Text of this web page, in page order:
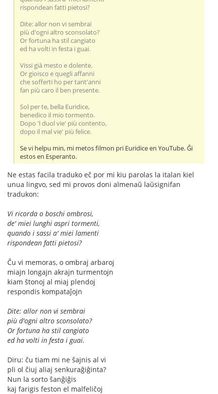
rispondean fatti pietosi?
Dite: allor non vi sembrai
più d'ogni altro sconsolato?
Or fortuna ha stil cangiato
ed ha volti in festa i guai.
Vissi già mesto e dolente.
Or gioisco e quegli affanni
che sofferti ho per tant'anni
fan più caro il ben presente.
Sol per te, bella Euridice,
benedico il mio tormento.
Dopo 'l duol vie' più contento,
dopo il mal vie' più felice.
Se vi helpu min, mi metos filmon pri Euridice en YouTube. Ĝi
estos en Esperanto.
Ne estas facila traduko eĉ por mi kiu parolas la italan kiel
unua lingvo, sed mi provos doni almenaŭ laŭsignifan
tradukon:
Vi ricorda o boschi ombrosi,
de' miei lunghi aspri tormenti,
quando i sassi a' miei lamenti
rispondean fatti pietosi?
Ĉu vi memoras, o ombraj arbaroj
miajn longajn akrajn turmentojn
kiam ŝtonoj al miaj plendoj
respondis kompataĵojn
Dite: allor non vi sembrai
più d'ogni altro sconsolato?
Or fortuna ha stil cangiato
ed ha volti in festa i guai.
Diru: ĉu tiam mi ne ŝajnis al vi
pli ol ĉiuj aliaj senkuraĝiĝinta?
Nun la sorto ŝanĝiĝis
kaj farigis feston el malfeliĉoj